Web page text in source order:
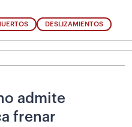
DESLIZAMIENTOS
admite
frenar